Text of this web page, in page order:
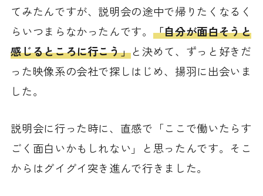
てみたんですが、説明会の途中で帰りたくなるく
らいつまらなかったんです。 「自分が面白そうと
感じるところに行こう」と決めて、ずっと好きだ
った映像系の会社で探しはじめ、揚羽に出会いま
した。
説明会に行った時に、直感で「ここで働いたらす
ごく面白いかもしれない」と思ったんです。そこ
からはグイグイ突き進んで行きました。